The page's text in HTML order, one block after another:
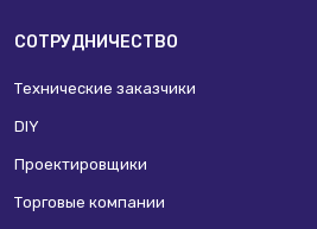
СОТРУДНИЧЕСТВО
Технические заказчики
DIY
Проектировщики
Торговые компании